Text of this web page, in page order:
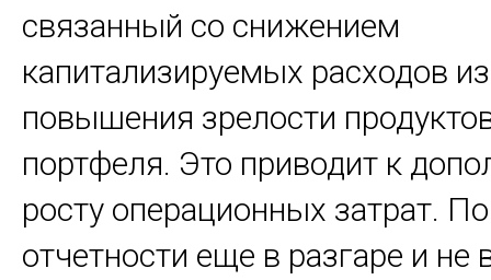
связанный со снижением
капитализируемых расходов
повышения зрелости
портфеля. Это приводит к
росту операционных затрат.
отчетности еще в разгаре и не